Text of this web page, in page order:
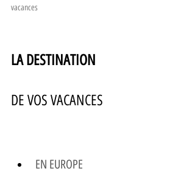
vacances
LA DESTINATION
DE VOS VACANCES
EN EUROPE